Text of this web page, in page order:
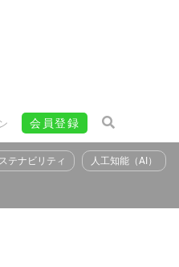
会員登録
テナビリティ 人工知能（AI）